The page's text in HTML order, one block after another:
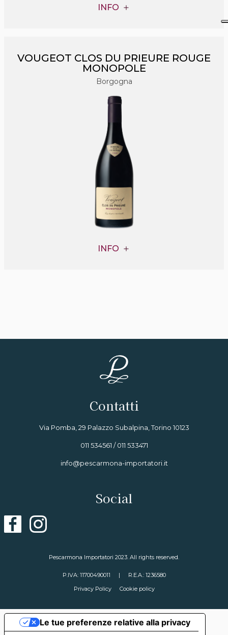
INFO
VOUGEOT CLOS DU PRIEURE ROUGE
MONOPOLE
Borgogna
INFO
Contatti
Via Pomba, 29 Palazzo Subalpina, Torino 10123
011 534561 / 011 533471
info@pescarmona-importatori.it
Social
Pescarmona Importatori 2023. All rights reserved.
P.IVA: 11700490011 |
R.E.A.: 1236580
Privacy Policy
Cookie policy
Le tue preferenze relative alla privacy